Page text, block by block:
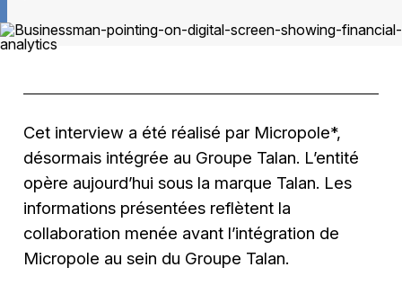
Cet interview a été réalisé par Micropole*,
désormais intégrée au Groupe Talan. L’entité
opère aujourd’hui sous la marque Talan. Les
informations présentées reflètent la
collaboration menée avant l’intégration de
Micropole au sein du Groupe Talan.